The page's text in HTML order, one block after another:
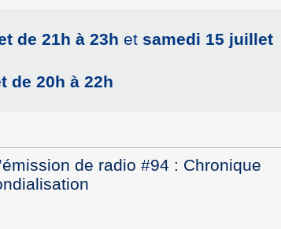
de 21h à 23h et samedi 15 juillet
de 20h à 22h
de radio #94 : Chronique